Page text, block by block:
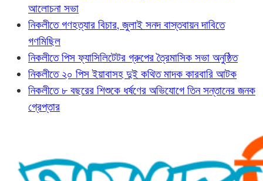
আলোচনা সভা
নিকলীতে গণহত্যার বিচার, জুলাই সনদ বাস্তবায়ন দাবিতে
গণমিছিল
নিকলীতে পিস ফ্যাসিলিটেটর গ্রুপের ত্রৈমাসিক সভা অনুষ্ঠিত
নিকলীতে ২০ পিস ইয়াবাসহ দুই কথিত মাদক কারবারি আটক
নিকলীতে ৮ বছরের শিশুকে ধর্ষণের অভিযোগে তিন সন্তানের জনক
গ্রেপ্তার